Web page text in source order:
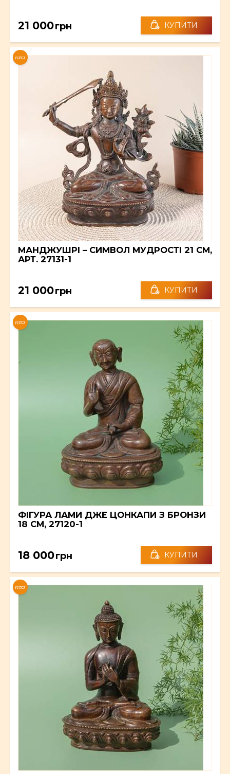
21 000грн КУПИТИ
NEW
МАНДЖУШРІ – СИМВОЛ МУДРОСТІ 21 СМ,
АРТ. 27131-1
21 000грн КУПИТИ
NEW
ФІГУРА ЛАМИ ДЖЕ ЦОНКАПИ З БРОНЗИ
18 СМ, 27120-1
18 000грн КУПИТИ
NEW